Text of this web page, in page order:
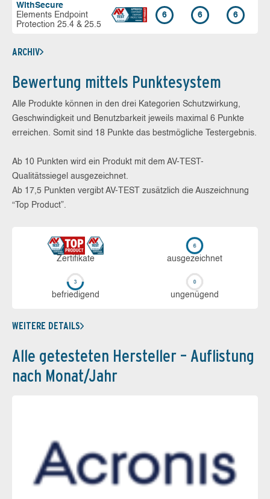
WithSecure
Elements Endpoint
Protection 25.4 & 25.5
6 6 6
ARCHIV
Bewertung mittels Punktesystem
Alle Produkte können in den drei Kategorien Schutzwirkung,
Geschwindigkeit und Benutzbarkeit jeweils maximal 6 Punkte
erreichen. Somit sind 18 Punkte das bestmögliche Testergebnis.
Ab 10 Punkten wird ein Produkt mit dem AV-TEST-
Qualitätssiegel ausgezeichnet.
Ab 17,5 Punkten vergibt AV-TEST zusätzlich die Auszeichnung
“Top Product”.
Zerti­fikate aus­ge­zeich­net
be­frie­di­gend un­ge­nü­gend
WEITERE DETAILS
Alle getesteten Hersteller – Auflistung
nach Monat/Jahr